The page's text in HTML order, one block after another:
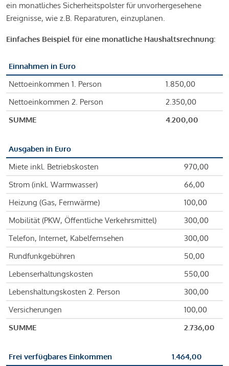
ein monatliches Sicherheitspolster für unvorhergesehene
Ereignisse, wie z.B. Reparaturen, einzuplanen.
Einfaches Beispiel für eine monatliche Haushaltsrechnung:
Einnahmen in Euro
Nettoeinkommen 1. Person
1.850,00
Nettoeinkommen 2. Person
2.350,00
SUMME
4.200,00
Ausgaben in Euro
Miete inkl. Betriebskosten
970,00
Strom (inkl. Warmwasser)
66,00
Heizung (Gas, Fernwärme)
100,00
Mobilität (PKW, Öffentliche Verkehrsmittel)
300,00
Telefon, Internet, Kabelfernsehen
300,00
Rundfunkgebühren
50,00
Lebenserhaltungskosten
550,00
Lebenshaltungskosten 2. Person
300,00
Versicherungen
100,00
SUMME
2.736,00
Frei verfügbares Einkommen 1.464,00